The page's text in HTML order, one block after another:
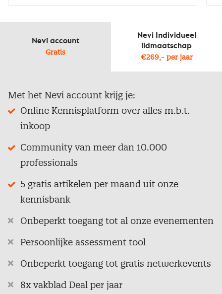
Nevi account
Gratis
Nevi Individueel
lidmaatschap
€269,- per jaar
Met het Nevi account krijg je:
Online Kennisplatform over alles m.b.t.
inkoop
Community van meer dan 10.000
professionals
5 gratis artikelen per maand uit onze
kennisbank
Onbeperkt toegang tot al onze evenementen
Persoonlijke assessment tool
Onbeperkt toegang tot gratis netwerkevents
8x vakblad Deal per jaar